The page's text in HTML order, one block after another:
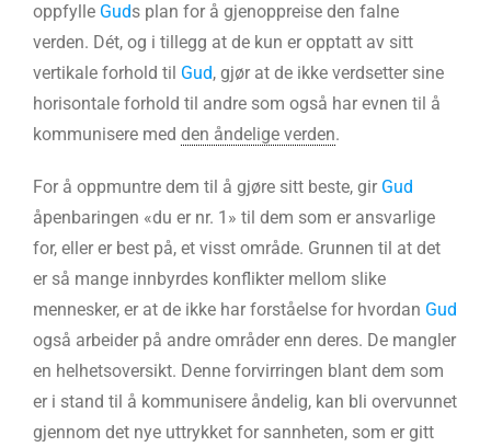
oppfylle Guds plan for å gjenoppreise den falne
verden. Dét, og i tillegg at de kun er opptatt av sitt
vertikale forhold til Gud, gjør at de ikke verdsetter sine
horisontale forhold til andre som også har evnen til å
kommunisere med den åndelige verden.
For å oppmuntre dem til å gjøre sitt beste, gir Gud
åpenbaringen «du er nr. 1» til dem som er ansvarlige
for, eller er best på, et visst område. Grunnen til at det
er så mange innbyrdes konflikter mellom slike
mennesker, er at de ikke har forståelse for hvordan Gud
også arbeider på andre områder enn deres. De mangler
en helhetsoversikt. Denne forvirringen blant dem som
er i stand til å kommunisere åndelig, kan bli overvunnet
gjennom det nye uttrykket for sannheten, som er gitt